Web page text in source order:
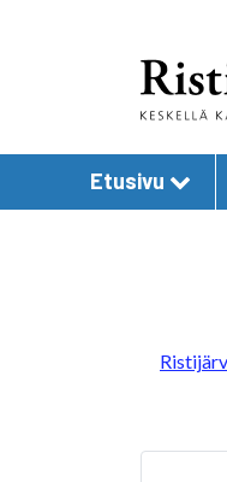
Etusivu